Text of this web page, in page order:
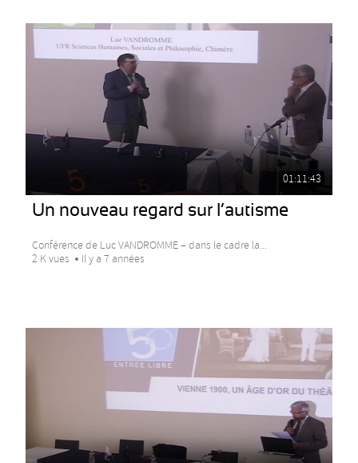
01:11:43
Un nouveau regard sur l’autisme
Conférence de Luc VANDROMME – dans le cadre la...
2 K vues
Il y a 7 années